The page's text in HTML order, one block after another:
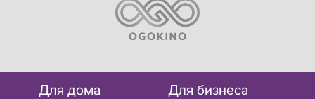
Для дома Для бизнеса